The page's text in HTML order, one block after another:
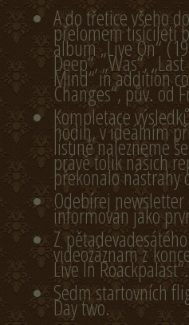
A do třetice všeho
přelomem tisíciletí
album „Live On“
Deep“, „Was“,
Mind“ in addition
Changes“, pův. od
Kompletace
hodin, v ideálním
listině nalezneme
právě tolik našich
překonalo nástrahy
Odebírej
informován jako
Z
videozáznam z
Live In Roackpalast“.
Sedm startovních
Day two.